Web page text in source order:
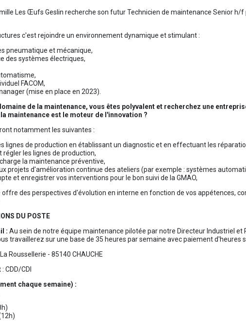
Les Œufs Geslin recherche son futur Technicien de maintenance Senior h/f
c'est rejoindre un environnement dynamique et stimulant :
pneumatique et mécanique,
des systèmes électriques,
FACOM,
(mise en place en 2023).
de la maintenance, vous êtes polyvalent et recherchez une
maintenance est le moteur de l'innovation ?
notamment les suivantes :
lignes de production en établissant un diagnostic et en effectuant les
régler les lignes de production,
la maintenance préventive,
projets d'amélioration continue des ateliers (par exemple : systèmes
et enregistrer vos interventions pour le bon suivi de la GMAO,
offre des perspectives d'évolution en interne en fonction de vos appétences,
DU POSTE
: Au sein de notre équipe maintenance pilotée par notre Directeur Industriel et
travaillerez sur une base de 35 heures par semaine avec paiement d'heures
Roussellerie - 85140 CHAUCHE
: CDD/CDI
chaque semaine) :